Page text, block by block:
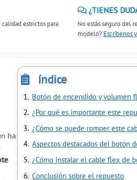
estrictos para
¿TIENES
No estás seguro del
modelo? Escríbenos
índice
Botón de encendido y volumen
¿Por qué es importante este
¿Cómo se puede romper este
Aspectos destacados del botón
¿Cómo instalar el cable flex de
Conclusión sobre el repuesto
ha